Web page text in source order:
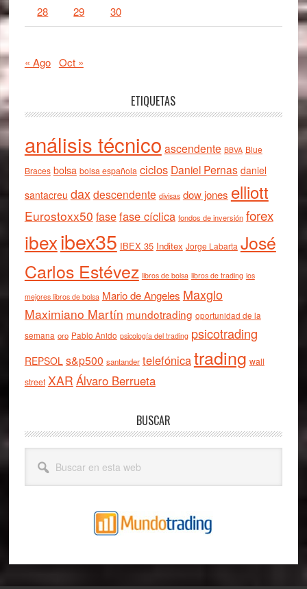
28 29 30
« Ago Oct »
ETIQUETAS
análisis técnico ascendente BBVA Blue
Braces bolsa bolsa española ciclos Daniel Pernas daniel
santacreu daxdescendente divisas dow jones elliott
Eurostoxx50 fasefase cíclica fondos de inversión forex
ibexibex35 IBEX 35 Inditex Jorge Labarta José
Carlos Estévez libros de bolsa libros de trading los
mejores libros de bolsa Mario de Angeles Maxglo
Maximiano Martín mundotrading oportunidad de la
semana oro Pablo Anido psicología del trading psicotrading
REPSOL s&p500 santander telefónicatrading wall
street XAR Álvaro Berrueta
BUSCAR
esta